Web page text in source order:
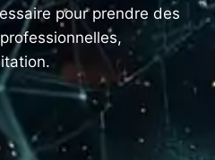
pour prendre des